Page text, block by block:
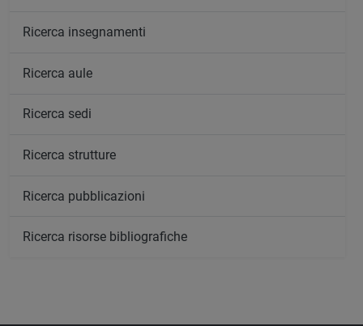
Ricerca insegnamenti
Ricerca aule
Ricerca sedi
Ricerca strutture
Ricerca pubblicazioni
Ricerca risorse bibliografiche